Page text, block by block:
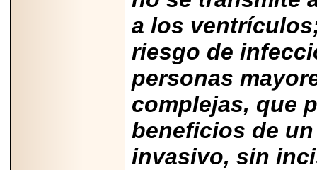
a los
riesgo de
personas
complejas, que
beneficios de
invasivo, sin